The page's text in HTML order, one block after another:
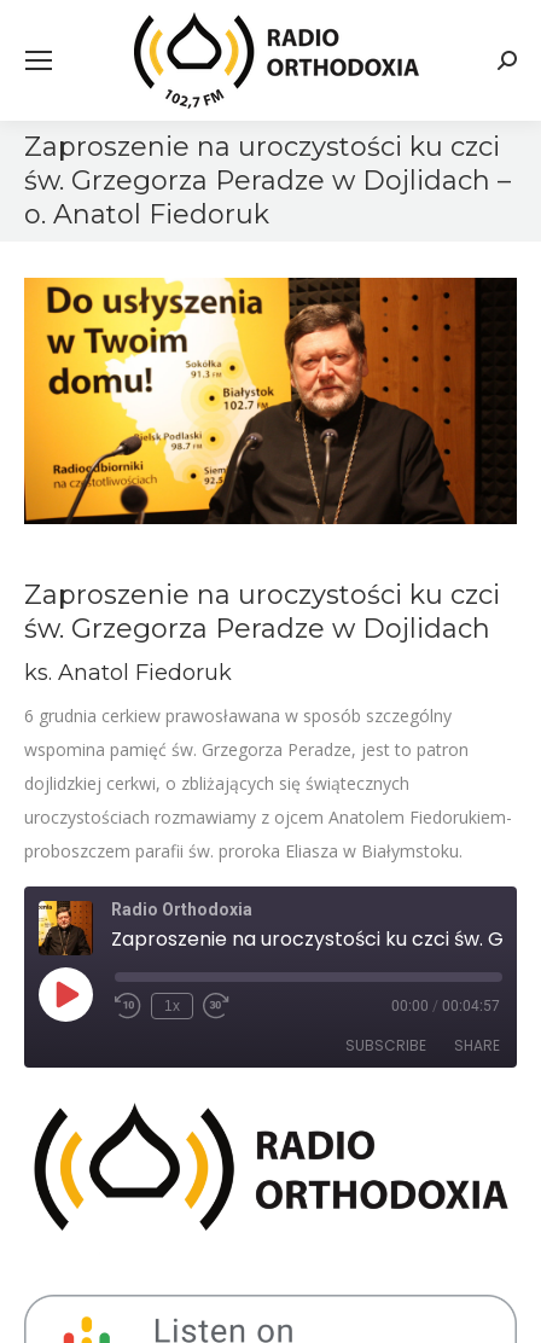
Zaproszenie na uroczystości ku czci
św. Grzegorza Peradze w Dojlidach –
o. Anatol Fiedoruk
Zaproszenie na uroczystości ku czci
św. Grzegorza Peradze w Dojlidach
ks. Anatol Fiedoruk
6 grudnia cerkiew prawosławana w sposób szczególny
wspomina pamięć św. Grzegorza Peradze, jest to patron
dojlidzkiej cerkwi, o zbliżających się świątecznych
uroczystościach rozmawiamy z ojcem Anatolem Fiedorukiem-
proboszczem parafii św. proroka Eliasza w Białymstoku.
Radio Orthodoxia
Play
EpisodeRewind
1x
Fast
seconds
00:00 / 00:04:57
SUBSCRIBE SHARE
RSS FEED
SHARE
LINK
EMBED